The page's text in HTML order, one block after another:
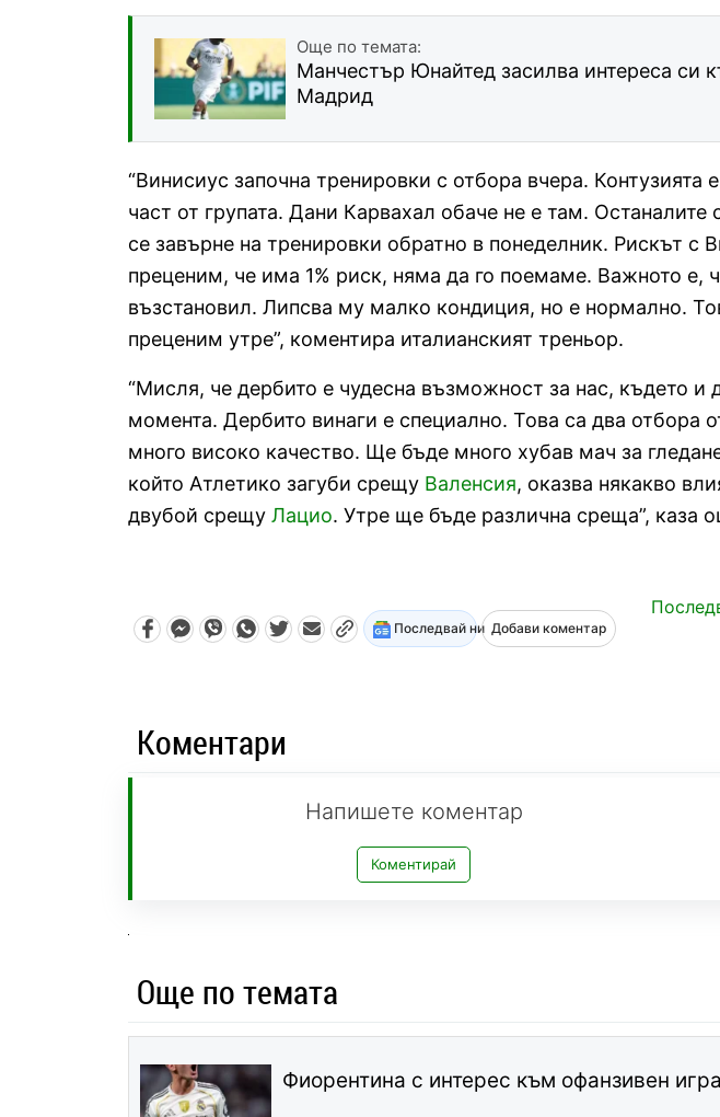
Още по темата:
Манчестър Юнайтед засилва интереса си
Мадрид
“Винисиус започна тренировки с отбора вчера.
част от групата. Дани Карвахал обаче не е там.
се завърне на тренировки обратно в понеделник. Рискът с
преценим, че има 1% риск, няма да го поемаме. Важното е,
възстановил. Липсва му малко кондиция, но е нормално.
преценим утре”, коментира италианският треньор.
“Мисля, че дербито е чудесна възможност за нас, където и
момента. Дербито винаги е специално. Това са два отбора
много високо качество. Ще бъде много хубав мач за
който Атлетико загуби срещу Валенсия, оказва някакво
двубой срещу Лацио. Утре ще бъде различна среща”, каза
Последвай ни Добави коментар
Коментари
Напишете коментар
Коментирай
Още по темата
Фиорентина с интерес към офанзивен